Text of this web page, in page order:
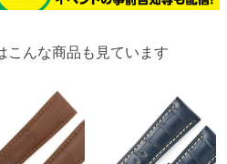
こんな商品も見ています